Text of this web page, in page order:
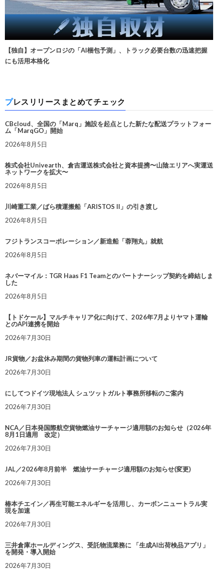
【独自】オープンロジの「AI梱包予測」、トラック必要台数の迅速把握
にも活用本格化
プレスリリースまとめてチェック
CBcloud、全国の「Marq」施設を起点とした新たな配送プラットフォー
ム「MarqGO」開始
2026年8月5日
株式会社Univearth、倉吉運送株式会社と資本提携〜山陰エリアへ実運送
ネットワークを拡大〜
2026年8月5日
川崎重工業／ばら積運搬船「ARISTOS II」の引き渡し
2026年8月5日
フジトランスコーポレーション／新造船「蓉翔丸」就航
2026年8月5日
ネバーマイル：TGR Haas F1 Teamとのパートナーシップ契約を締結しま
した
2026年8月5日
【トドケール】マルチキャリア化に向けて、2026年7月よりヤマト運輸
とのAPI連携を開始
2026年7月30日
JR貨物／お盆休み期間の貨物列車の運転計画について
2026年7月30日
にしてつドイツ現地法人 シュツットガルト事務所移転のご案内
2026年7月30日
NCA／日本発国際航空貨物燃油サーチャージ適用額のお知らせ（2026年
8月1日適用 改定）
2026年7月30日
JAL／2026年8月前半 燃油サーチャージ適用額のお知らせ(変更)
2026年7月30日
椿本チエイン／再生可能エネルギーを活用し、カーボンニュートラル実
現を加速
2026年7月30日
三井倉庫ホールディングス、受託物流業務に 「生成AI出荷検品アプリ」
を開発・導入開始
2026年7月30日